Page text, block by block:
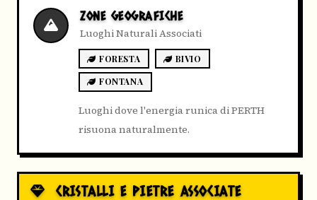
ZONE GEOGRAFICHE
Luoghi Naturali Associati
FORESTA BIVIO
FONTANA
Luoghi dove l'energia runica di PERTH
risuona naturalmente.
CRISTALLI E PIETRE ASSOCIATE